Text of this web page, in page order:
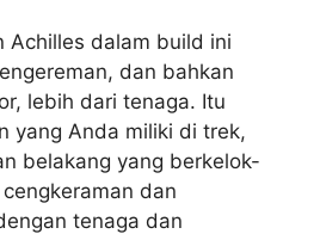
Achilles dalam build ini
dan bahkan
lebih dari tenaga. Itu
yang Anda miliki di trek,
belakang yang berkelok-
dan
tenaga dan